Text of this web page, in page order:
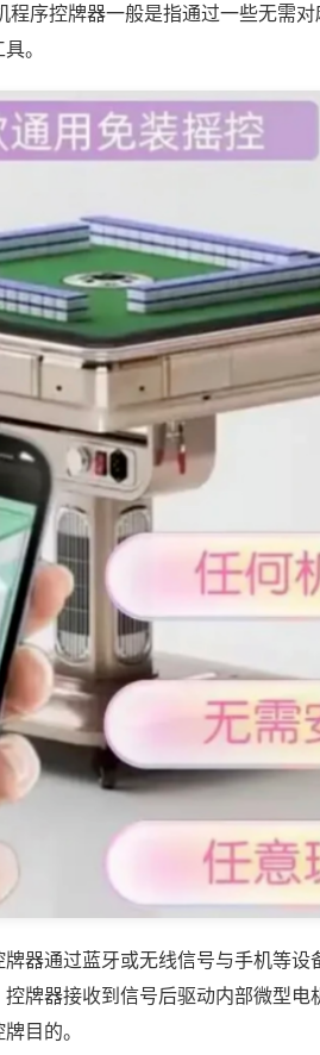
序控牌器一般是指通过一些无需
。
器通过蓝牙或无线信号与手机等设
牌器接收到信号后驱动内部微型电
目的。